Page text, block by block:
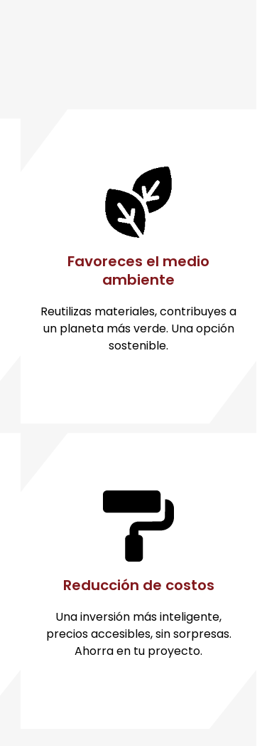
Favoreces el medio
ambiente
Reutilizas materiales, contribuyes a
un planeta más verde. Una opción
sostenible.
Reducción de costos
Una inversión más inteligente,
precios accesibles, sin sorpresas.
Ahorra en tu proyecto.